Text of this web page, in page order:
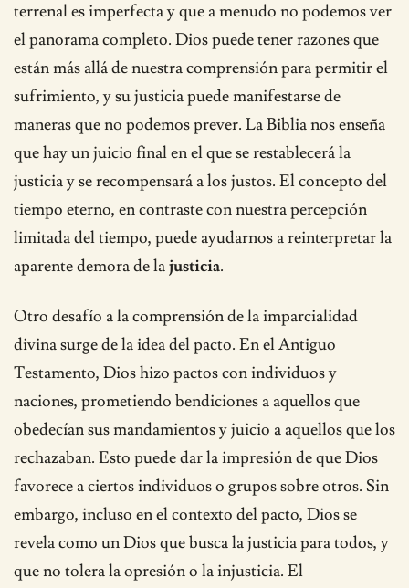
terrenal es imperfecta y que a menudo no podemos ver
el panorama completo. Dios puede tener razones que
están más allá de nuestra comprensión para permitir el
sufrimiento, y su justicia puede manifestarse de
maneras que no podemos prever. La Biblia nos enseña
que hay un juicio final en el que se restablecerá la
justicia y se recompensará a los justos. El concepto del
tiempo eterno, en contraste con nuestra percepción
limitada del tiempo, puede ayudarnos a reinterpretar la
aparente demora de lajusticia.
Otro desafío a la comprensión de la imparcialidad
divina surge de la idea del pacto. En el Antiguo
Testamento, Dios hizo pactos con individuos y
naciones, prometiendo bendiciones a aquellos que
obedecían sus mandamientos y juicio a aquellos que los
rechazaban. Esto puede dar la impresión de que Dios
favorece a ciertos individuos o grupos sobre otros. Sin
embargo, incluso en el contexto del pacto, Dios se
revela como un Dios que busca la justicia para todos, y
que no tolera la opresión o la injusticia. El